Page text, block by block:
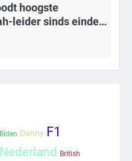
hoogste
leider sinds einde
met meerdere
door Siem, ondanks
Danny F1
Nederland British